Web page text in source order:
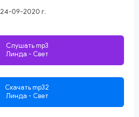
24-09-2020 г.
Слушать mp3
Линда - Свет
Скачать mp32
Линда - Свет